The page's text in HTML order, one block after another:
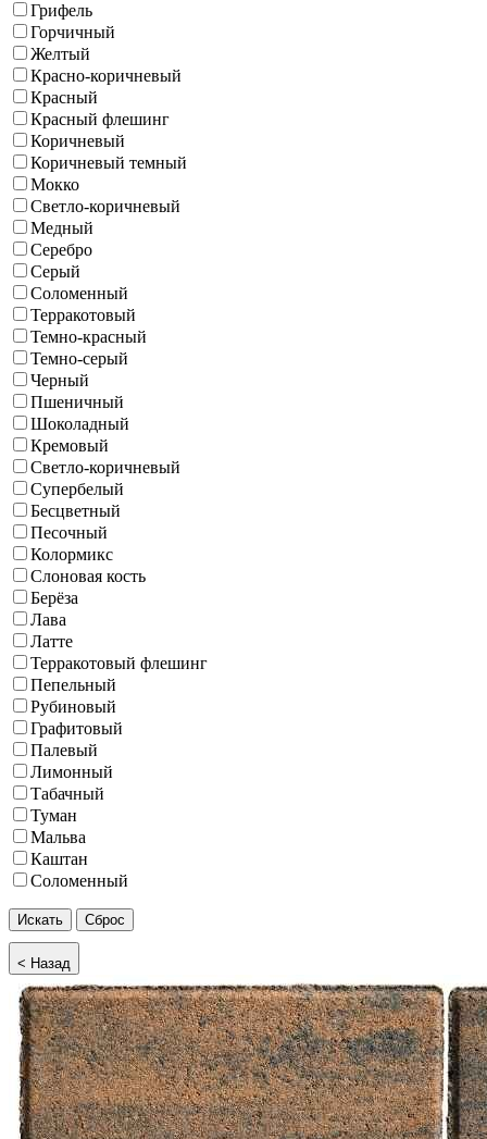
Грифель
Горчичный
Желтый
Красно-коричневый
Красный
Красный флешинг
Коричневый
Коричневый темный
Мокко
Светло-коричневый
Медный
Серебро
Серый
Соломенный
Терракотовый
Темно-красный
Темно-серый
Черный
Пшеничный
Шоколадный
Кремовый
Светло-коричневый
Супербелый
Бесцветный
Песочный
Колормикс
Слоновая кость
Берёза
Лава
Латте
Терракотовый флешинг
Пепельный
Рубиновый
Графитовый
Палевый
Лимонный
Табачный
Туман
Мальва
Каштан
Соломенный